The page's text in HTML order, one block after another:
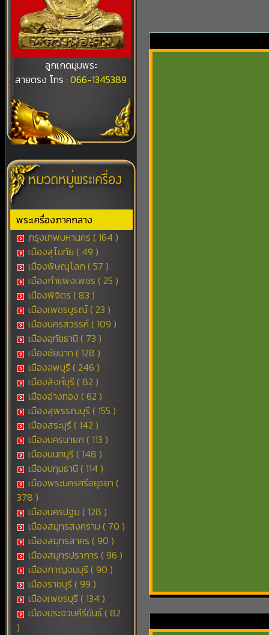
ลูกเกดมุมพระ
สายตรง โทร :066-1345389
พระเครื่องภาคกลาง
กรุงเทพมหานคร ( 164 )
เมืองสุโขทัย ( 49 )
เมืองพิษณุโลก ( 57 )
เมืองกำแพงเพชร ( 25 )
เมืองพิจิตร ( 83 )
เมืองเพชรบูรณ์ ( 23 )
เมืองนครสวรรค์ ( 109 )
เมืองอุทัยธานี ( 73 )
เมืองชัยนาท ( 128 )
เมืองลพบุรี ( 246 )
เมืองสิงห์บุรี ( 82 )
เมืองอ่างทอง ( 62 )
เมืองสุพรรณบุรี ( 155 )
เมืองสระบุรี ( 142 )
เมืองนครนายก ( 113 )
เมืองนนทบุรี ( 148 )
เมืองปทุมธานี ( 114 )
เมืองพระนครศรีอยุธยา (
378 )
เมืองนครปฐม ( 128 )
เมืองสมุทรสงคราม ( 70 )
เมืองสมุทรสาคร ( 90 )
เมืองสมุทรปราการ ( 96 )
เมืองกาญจนบุรี ( 90 )
เมืองราชบุรี ( 99 )
เมืองเพชรบุรี ( 134 )
เมืองประจวบคีรีขันธ์ ( 82
)